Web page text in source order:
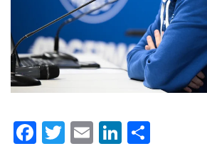
Facebook
Twitter
EmailLinkedIn